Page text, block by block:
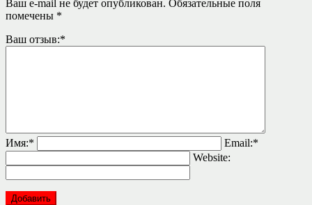
Ваш e-mail не будет опубликован. Обязательные поля
помечены *
Ваш отзыв:*
Имя:* Email:*
Website: